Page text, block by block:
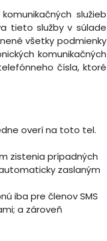
služieb
tieto služby v súlade
všetky podmienky
komunikačných
čísla, ktoré
overí na toto tel.
zistenia prípadných
zaslaným
iba pre členov SMS
a zároveň